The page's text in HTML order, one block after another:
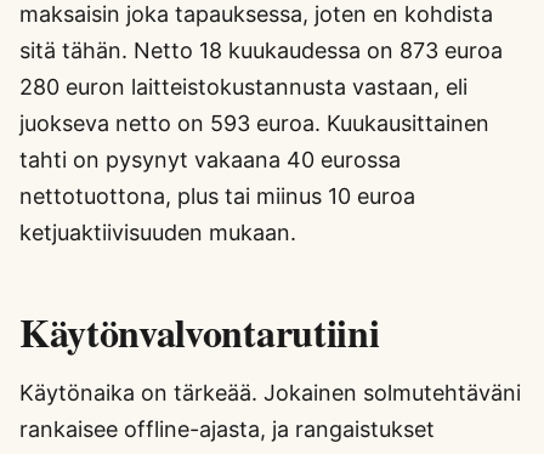
maksaisin joka tapauksessa, joten en kohdista
sitä tähän. Netto 18 kuukaudessa on 873 euroa
280 euron laitteistokustannusta vastaan, eli
juokseva netto on 593 euroa. Kuukausittainen
tahti on pysynyt vakaana 40 eurossa
nettotuottona, plus tai miinus 10 euroa
ketjuaktiivisuuden mukaan.
Käytönvalvontarutiini
Käytönaika on tärkeää. Jokainen solmutehtäväni
rankaisee offline-ajasta, ja rangaistukset